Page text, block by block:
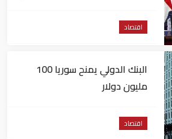
اقتصاد
البنك الدولي يمنح سوريا 100
مليون دولار
اقتصاد